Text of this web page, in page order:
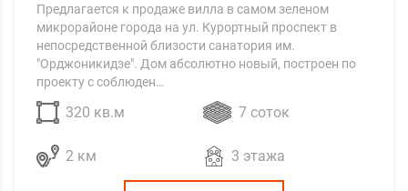
Предлагается к продаже вилла в самом зеленом
микрорайоне города на ул. Курортный проспект в
непосредственной близости санатория им.
"Орджоникидзе". Дом абсолютно новый, построен по
проекту с соблюден…
320 кв.м 7 соток
2 км 3 этажа